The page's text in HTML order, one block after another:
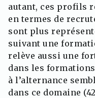
autant, ces profils
en termes de
sont plus
suivant une
relève aussi une
dans les
à l’alternance
dans ce domaine